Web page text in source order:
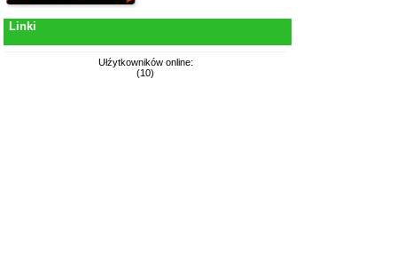
Linki
Ułźytkowników online:
(10)